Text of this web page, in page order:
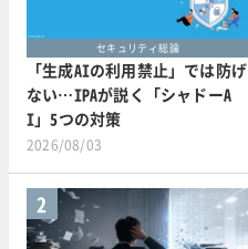
セキュリティ総論
「生成AIの利用禁止」では防げ
ない…IPAが説く「シャドーA
I」5つの対策
2026/08/03
2